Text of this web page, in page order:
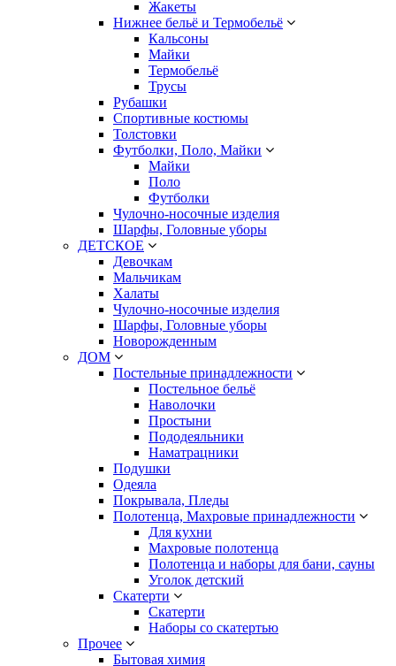
Жакеты
Нижнее бельё и Термобельё
Кальсоны
Майки
Термобельё
Трусы
Рубашки
Спортивные костюмы
Толстовки
Футболки, Поло, Майки
Майки
Поло
Футболки
Чулочно-носочные изделия
Шарфы, Головные уборы
ДЕТСКОЕ
Девочкам
Мальчикам
Халаты
Чулочно-носочные изделия
Шарфы, Головные уборы
Новорожденным
ДОМ
Постельные принадлежности
Постельное бельё
Наволочки
Простыни
Пододеяльники
Наматрацники
Подушки
Одеяла
Покрывала, Пледы
Полотенца, Махровые принадлежности
Для кухни
Махровые полотенца
Полотенца и наборы для бани, сауны
Уголок детский
Скатерти
Скатерти
Наборы со скатертью
Прочее
Бытовая химия